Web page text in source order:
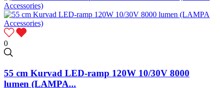
0
55 cm Kurvad LED-ramp 120W 10/30V 8000
lumen (LAMPA...